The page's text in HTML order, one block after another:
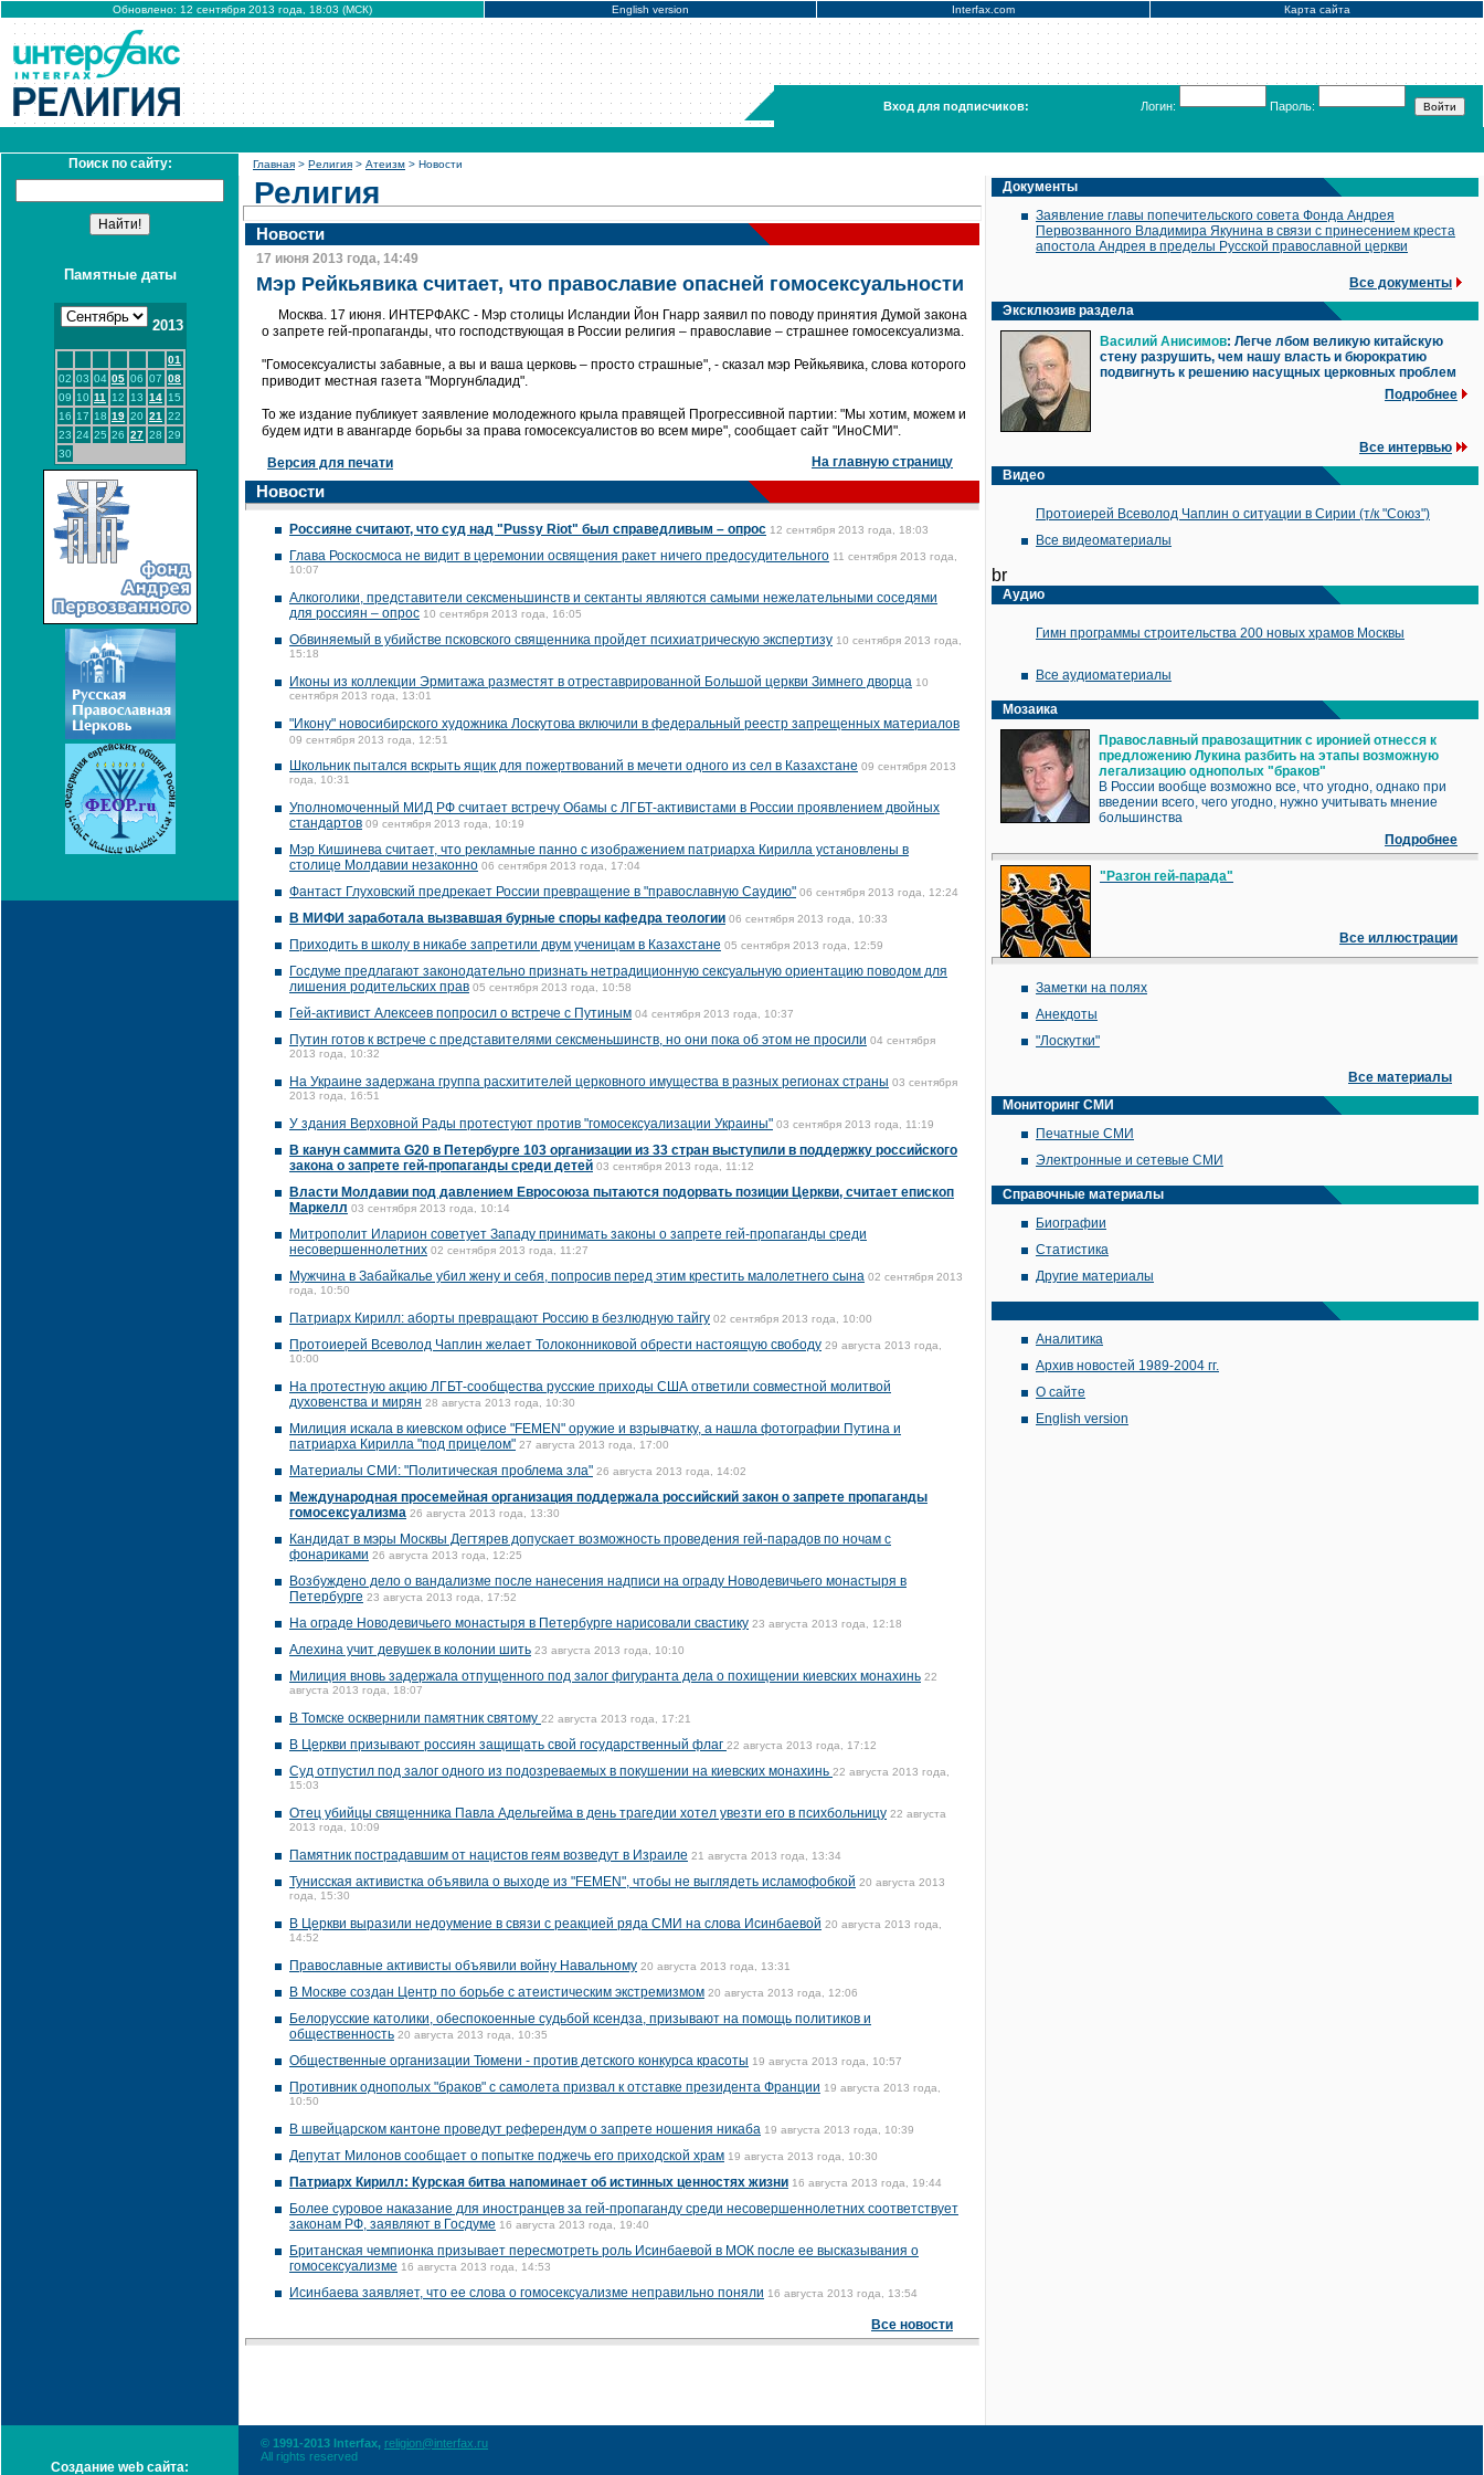
Обновлено: 12 сентября 2013 года, 18:03 (МСК) English version Interfax.com Карта сайта
Вход для подписчиков: Логин: Пароль:
Поиск по сайту:
Памятные даты
2013
01
02 03 04 05 06 07 08
09 10 11 12 13 14 15
16 17 18 19 20 21
22
23 24 25 26 27 28 29
30
Главная > Религия > Атеизм > Новости
Религия
Новости
17 июня 2013 года, 14:49
Мэр Рейкьявика считает, что православие опасней гомосексуальности
Москва. 17 июня. ИНТЕРФАКС - Мэр столицы Исландии Йон Гнарр заявил по поводу принятия Думой закона
о запрете гей-пропаганды, что господствующая в России религия – православие – страшнее гомосексуализма.
"Гомосексуалисты забавные, а вы и ваша церковь – просто страшные", - сказал мэр Рейкьявика, слова которого
приводит местная газета "Моргунбладид".
То же издание публикует заявление молодежного крыла правящей Прогрессивной партии: "Мы хотим, можем и
будем идти в авангарде борьбы за права гомосексуалистов во всем мире", сообщает сайт "ИноСМИ".
Версия для печати На главную страницу
Новости
Россияне считают, что суд над "Pussy Riot" был справедливым – опрос 12 сентября 2013 года, 18:03
Глава Роскосмоса не видит в церемонии освящения ракет ничего предосудительного 11 сентября 2013 года,
10:07
Алкоголики, представители сексменьшинств и сектанты являются самыми нежелательными соседями
для россиян – опрос 10 сентября 2013 года, 16:05
Обвиняемый в убийстве псковского священника пройдет психиатрическую экспертизу 10 сентября 2013 года,
15:18
Иконы из коллекции Эрмитажа разместят в отреставрированной Большой церкви Зимнего дворца 10
сентября 2013 года, 13:01
"Икону" новосибирского художника Лоскутова включили в федеральный реестр запрещенных материалов
09 сентября 2013 года, 12:51
Школьник пытался вскрыть ящик для пожертвований в мечети одного из сел в Казахстане 09 сентября 2013
года, 10:31
Уполномоченный МИД РФ считает встречу Обамы с ЛГБТ-активистами в России проявлением двойных
стандартов 09 сентября 2013 года, 10:19
Мэр Кишинева считает, что рекламные панно с изображением патриарха Кирилла установлены в
столице Молдавии незаконно 06 сентября 2013 года, 17:04
Фантаст Глуховский предрекает России превращение в "православную Саудию" 06 сентября 2013 года, 12:24
В МИФИ заработала вызвавшая бурные споры кафедра теологии 06 сентября 2013 года, 10:33
Приходить в школу в никабе запретили двум ученицам в Казахстане 05 сентября 2013 года, 12:59
Госдуме предлагают законодательно признать нетрадиционную сексуальную ориентацию поводом для
лишения родительских прав 05 сентября 2013 года, 10:58
Гей-активист Алексеев попросил о встрече с Путиным 04 сентября 2013 года, 10:37
Путин готов к встрече с представителями сексменьшинств, но они пока об этом не просили 04 сентября
2013 года, 10:32
На Украине задержана группа расхитителей церковного имущества в разных регионах страны 03 сентября
2013 года, 16:51
У здания Верховной Рады протестуют против "гомосексуализации Украины" 03 сентября 2013 года, 11:19
В канун саммита G20 в Петербурге 103 организации из 33 стран выступили в поддержку российского
закона о запрете гей-пропаганды среди детей 03 сентября 2013 года, 11:12
Власти Молдавии под давлением Евросоюза пытаются подорвать позиции Церкви, считает епископ
Маркелл 03 сентября 2013 года, 10:14
Митрополит Иларион советует Западу принимать законы о запрете гей-пропаганды среди
несовершеннолетних 02 сентября 2013 года, 11:27
Мужчина в Забайкалье убил жену и себя, попросив перед этим крестить малолетнего сына 02 сентября 2013
года, 10:50
Патриарх Кирилл: аборты превращают Россию в безлюдную тайгу 02 сентября 2013 года, 10:00
Протоиерей Всеволод Чаплин желает Толоконниковой обрести настоящую свободу 29 августа 2013 года,
10:00
На протестную акцию ЛГБТ-сообщества русские приходы США ответили совместной молитвой
духовенства и мирян 28 августа 2013 года, 10:30
Милиция искала в киевском офисе "FEMEN" оружие и взрывчатку, а нашла фотографии Путина и
патриарха Кирилла "под прицелом" 27 августа 2013 года, 17:00
Материалы СМИ: "Политическая проблема зла" 26 августа 2013 года, 14:02
Международная просемейная организация поддержала российский закон о запрете пропаганды
гомосексуализма 26 августа 2013 года, 13:30
Кандидат в мэры Москвы Дегтярев допускает возможность проведения гей-парадов по ночам с
фонариками 26 августа 2013 года, 12:25
Возбуждено дело о вандализме после нанесения надписи на ограду Новодевичьего монастыря в
Петербурге 23 августа 2013 года, 17:52
На ограде Новодевичьего монастыря в Петербурге нарисовали свастику 23 августа 2013 года, 12:18
Алехина учит девушек в колонии шить 23 августа 2013 года, 10:10
Милиция вновь задержала отпущенного под залог фигуранта дела о похищении киевских монахинь 22
августа 2013 года, 18:07
В Томске осквернили памятник святому 22 августа 2013 года, 17:21
В Церкви призывают россиян защищать свой государственный флаг 22 августа 2013 года, 17:12
Суд отпустил под залог одного из подозреваемых в покушении на киевских монахинь 22 августа 2013 года,
15:03
Отец убийцы священника Павла Адельгейма в день трагедии хотел увезти его в психбольницу 22 августа
2013 года, 10:09
Памятник пострадавшим от нацистов геям возведут в Израиле 21 августа 2013 года, 13:34
Тунисская активистка объявила о выходе из "FEMEN", чтобы не выглядеть исламофобкой 20 августа 2013
года, 15:30
В Церкви выразили недоумение в связи с реакцией ряда СМИ на слова Исинбаевой 20 августа 2013 года,
14:52
Православные активисты объявили войну Навальному 20 августа 2013 года, 13:31
В Москве создан Центр по борьбе с атеистическим экстремизмом 20 августа 2013 года, 12:06
Белорусские католики, обеспокоенные судьбой ксендза, призывают на помощь политиков и
общественность 20 августа 2013 года, 10:35
Общественные организации Тюмени - против детского конкурса красоты 19 августа 2013 года, 10:57
Противник однополых "браков" с самолета призвал к отставке президента Франции 19 августа 2013 года,
10:50
В швейцарском кантоне проведут референдум о запрете ношения никаба 19 августа 2013 года, 10:39
Депутат Милонов сообщает о попытке поджечь его приходской храм 19 августа 2013 года, 10:30
Патриарх Кирилл: Курская битва напоминает об истинных ценностях жизни 16 августа 2013 года, 19:44
Более суровое наказание для иностранцев за гей-пропаганду среди несовершеннолетних соответствует
законам РФ, заявляют в Госдуме 16 августа 2013 года, 19:40
Британская чемпионка призывает пересмотреть роль Исинбаевой в МОК после ее высказывания о
гомосексуализме 16 августа 2013 года, 14:53
Исинбаева заявляет, что ее слова о гомосексуализме неправильно поняли 16 августа 2013 года, 13:54
Все новости
Документы
Заявление главы попечительского совета Фонда Андрея
Первозванного Владимира Якунина в связи с принесением креста
апостола Андрея в пределы Русской православной церкви
Все документы
Эксклюзив раздела
Василий Анисимов: Легче лбом великую китайскую
стену разрушить, чем нашу власть и бюрократию
подвигнуть к решению насущных церковных проблем
Подробнее
Все интервью
Видео
Протоиерей Всеволод Чаплин о ситуации в Сирии (т/к "Союз")
Все видеоматериалы
br
Аудио
Гимн программы строительства 200 новых храмов Москвы
Все аудиоматериалы
Мозаика
Православный правозащитник с иронией отнесся к
предложению Лукина разбить на этапы возможную
легализацию однополых "браков"
В России вообще возможно все, что угодно, однако при
введении всего, чего угодно, нужно учитывать мнение
большинства
Подробнее
"Разгон гей-парада"
Все иллюстрации
Заметки на полях
Анекдоты
"Лоскутки"
Все материалы
Мониторинг СМИ
Печатные СМИ
Электронные и сетевые СМИ
Справочные материалы
Биографии
Статистика
Другие материалы
Аналитика
Архив новостей 1989-2004 гг.
О сайте
English version
Создание web сайта:
© 1991-2013 Interfax, religion@interfax.ru
All rights reserved